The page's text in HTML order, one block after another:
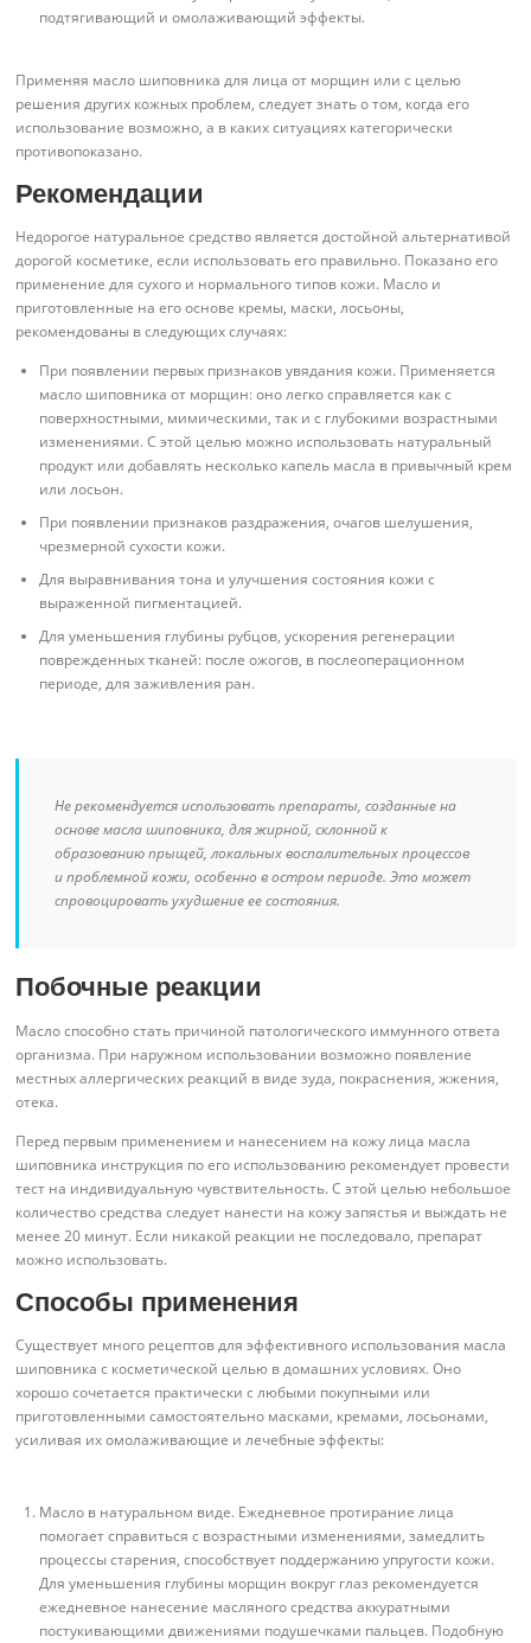
подтягивающий и омолаживающий эффекты.
Применяя масло шиповника для лица от морщин или с целью
решения других кожных проблем, следует знать о том, когда его
использование возможно, а в каких ситуациях категорически
противопоказано.
Рекомендации
Недорогое натуральное средство является достойной альтернативой
дорогой косметике, если использовать его правильно. Показано его
применение для сухого и нормального типов кожи. Масло и
приготовленные на его основе кремы, маски, лосьоны,
рекомендованы в следующих случаях:
При появлении первых признаков увядания кожи. Применяется
масло шиповника от морщин: оно легко справляется как с
поверхностными, мимическими, так и с глубокими возрастными
изменениями. С этой целью можно использовать натуральный
продукт или добавлять несколько капель масла в привычный крем
или лосьон.
При появлении признаков раздражения, очагов шелушения,
чрезмерной сухости кожи.
Для выравнивания тона и улучшения состояния кожи с
выраженной пигментацией.
Для уменьшения глубины рубцов, ускорения регенерации
поврежденных тканей: после ожогов, в послеоперационном
периоде, для заживления ран.
Не рекомендуется использовать препараты, созданные на
основе масла шиповника, для жирной, склонной к
образованию прыщей, локальных воспалительных процессов
и проблемной кожи, особенно в остром периоде. Это может
спровоцировать ухудшение ее состояния.
Побочные реакции
Масло способно стать причиной патологического иммунного ответа
организма. При наружном использовании возможно появление
местных аллергических реакций в виде зуда, покраснения, жжения,
отека.
Перед первым применением и нанесением на кожу лица масла
шиповника инструкция по его использованию рекомендует провести
тест на индивидуальную чувствительность. С этой целью небольшое
количество средства следует нанести на кожу запястья и выждать не
менее 20 минут. Если никакой реакции не последовало, препарат
можно использовать.
Способы применения
Существует много рецептов для эффективного использования масла
шиповника с косметической целью в домашних условиях. Оно
хорошо сочетается практически с любыми покупными или
приготовленными самостоятельно масками, кремами, лосьонами,
усиливая их омолаживающие и лечебные эффекты:
Масло в натуральном виде. Ежедневное протирание лица
помогает справиться с возрастными изменениями, замедлить
процессы старения, способствует поддержанию упругости кожи.
Для уменьшения глубины морщин вокруг глаз рекомендуется
ежедневное нанесение масляного средства аккуратными
постукивающими движениями подушечками пальцев. Подобную